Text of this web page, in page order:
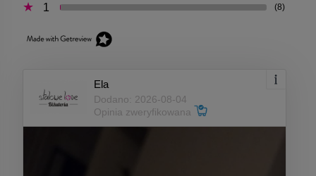
1 (8)
Ela
Dodano: 2026-08-04
Opinia zweryfikowana